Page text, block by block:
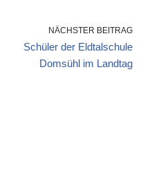
NÄCHSTER BEITRAG
Schüler der Eldtalschule
Domsühl im Landtag